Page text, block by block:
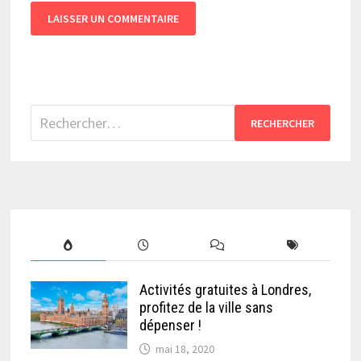
Rechercher :
Activités gratuites à Londres,
profitez de la ville sans
dépenser !
mai 18, 2020